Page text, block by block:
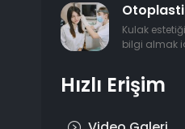
Otoplasti
Kulak
bilgi almak
Hızlı Erişim